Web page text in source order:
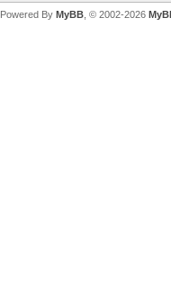
Powered By MyBB, © 2002-2026